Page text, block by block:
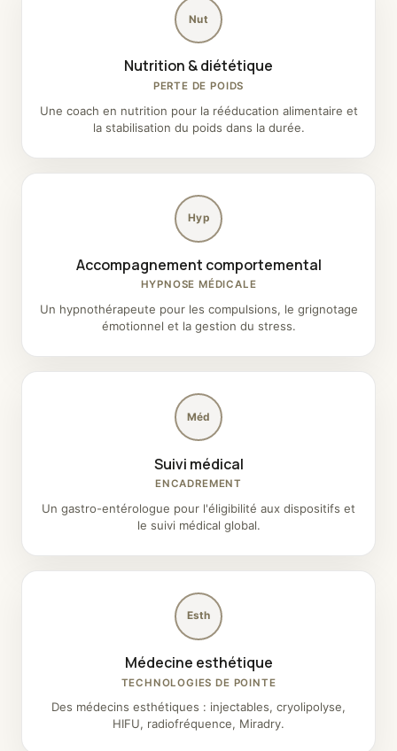
Nut
Nutrition & diététique
PERTE DE POIDS
Une coach en nutrition pour la rééducation alimentaire et
la stabilisation du poids dans la durée.
Hyp
Accompagnement comportemental
HYPNOSE MÉDICALE
Un hypnothérapeute pour les compulsions, le grignotage
émotionnel et la gestion du stress.
Méd
Suivi médical
ENCADREMENT
Un gastro-entérologue pour l'éligibilité aux dispositifs et
le suivi médical global.
Esth
Médecine esthétique
TECHNOLOGIES DE POINTE
Des médecins esthétiques : injectables, cryolipolyse,
HIFU, radiofréquence, Miradry.